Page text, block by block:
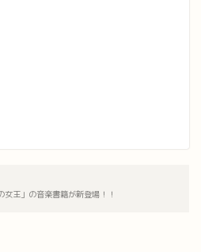
王」の音楽書籍が新登場！！